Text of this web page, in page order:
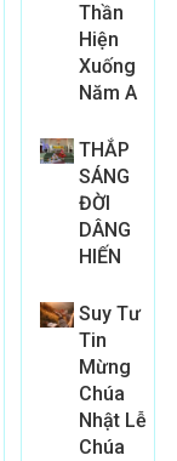
Thần
Hiện
Xuống
Năm A
THẮP
SÁNG
ĐỜI
DÂNG
HIẾN
Suy Tư
Tin
Mừng
Chúa
Nhật Lễ
Chúa